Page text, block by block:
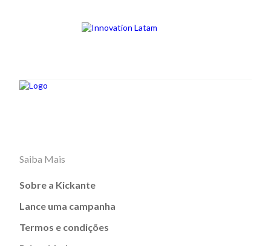
Saiba Mais
Sobre a Kickante
Lance uma campanha
Termos e condições